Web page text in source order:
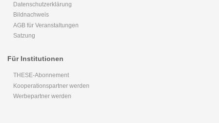
Datenschutzerklärung
Bildnachweis
AGB für Veranstaltungen
Satzung
Für Institutionen
THESE-Abonnement
Kooperationspartner werden
Werbepartner werden